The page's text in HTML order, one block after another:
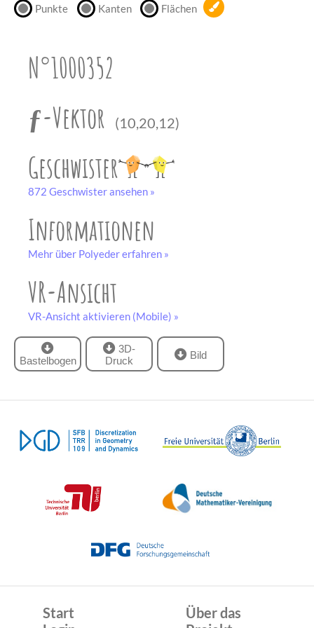
Punkte Kanten Flächen
N°1000352
ƒ-Vektor
(10,20,12)
Geschwister
872 Geschwister ansehen »
Informationen
Mehr über Polyeder erfahren »
VR-Ansicht
VR-Ansicht aktivieren (Mobile) »
Bastelbogen
Bastelbogen
3D-
Druck
unserem
Bild
Start
Über das